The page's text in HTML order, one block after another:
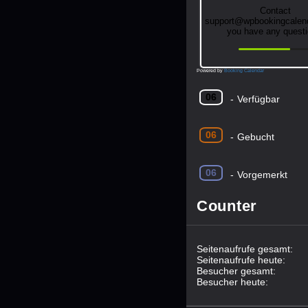
Contact
you have any
Powered by Booking Calendar
06 - Verfügbar
06 - Gebucht
06 - Vorgemerkt
Counter
Seitenaufrufe gesamt:
Seitenaufrufe heute:
Besucher gesamt:
Besucher heute: